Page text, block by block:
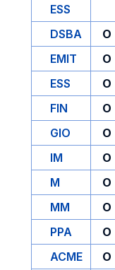
ESS
DSBA O
EMIT
O
ESS
O
FIN
O
GIO
O
IM
O
M
O
MM
O
PPA
O
ACME
O